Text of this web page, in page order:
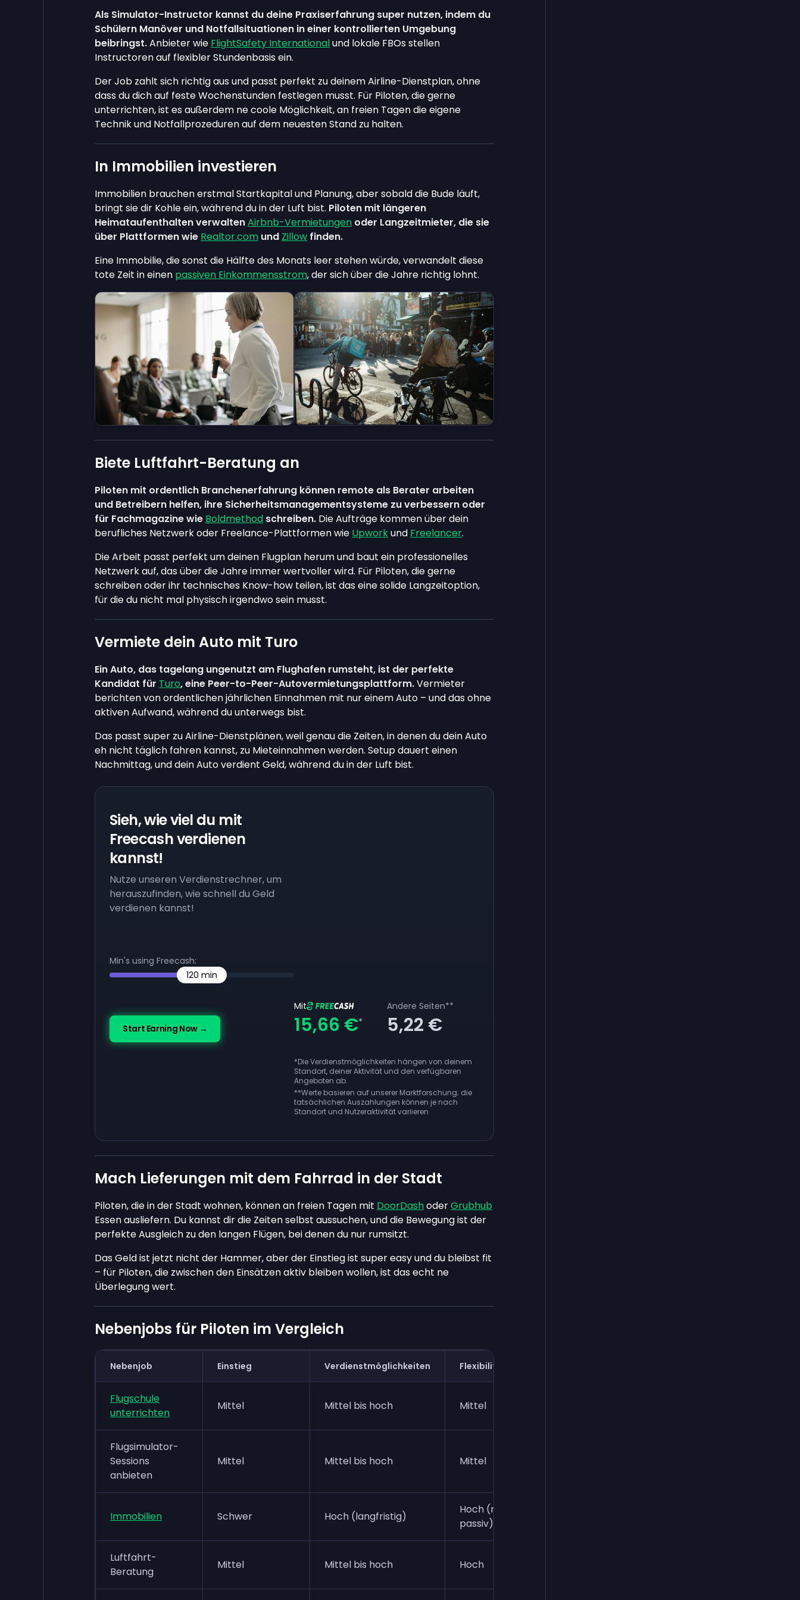
Als Simulator-Instructor kannst du deine Praxiserfahrung super nutzen, indem du
Schülern Manöver und Notfallsituationen in einer kontrollierten Umgebung
beibringst.Anbieter wie FlightSafety Internationalund lokale FBOs stellen
Instructoren auf flexibler Stundenbasis ein.
Der Job zahlt sich richtig aus und passt perfekt zu deinem Airline-Dienstplan, ohne
dass du dich auf feste Wochenstunden festlegen musst. Für Piloten, die gerne
unterrichten, ist es außerdem ne coole Möglichkeit, an freien Tagen die eigene
Technik und Notfallprozeduren auf dem neuesten Stand zu halten.
In Immobilien investieren
Immobilien brauchen erstmal Startkapital und Planung, aber sobald die Bude läuft,
bringt sie dir Kohle ein, während du in der Luft bist. Piloten mit längeren
Heimataufenthalten verwaltenAirbnb-Vermietungen oder Langzeitmieter, die sie
über Plattformen wie Realtor.com und Zillow finden.
Eine Immobilie, die sonst die Hälfte des Monats leer stehen würde, verwandelt diese
tote Zeit in einen passiven Einkommensstrom, der sich über die Jahre richtig lohnt.
Biete Luftfahrt-Beratung an
Piloten mit ordentlich Branchenerfahrung können remote als Berater arbeiten
und Betreibern helfen, ihre Sicherheitsmanagementsysteme zu verbessern oder
für Fachmagazine wie Boldmethod schreiben. Die Aufträge kommen über dein
berufliches Netzwerk oder Freelance-Plattformen wie Upworkund Freelancer.
Die Arbeit passt perfekt um deinen Flugplan herum und baut ein professionelles
Netzwerk auf, das über die Jahre immer wertvoller wird. Für Piloten, die gerne
schreiben oder ihr technisches Know-how teilen, ist das eine solide Langzeitoption,
für die du nicht mal physisch irgendwo sein musst.
Vermiete dein Auto mit Turo
Ein Auto, das tagelang ungenutzt am Flughafen rumsteht, ist der perfekte
Kandidat für Turo, eine Peer-to-Peer-Autovermietungsplattform.Vermieter
berichten von ordentlichen jährlichen Einnahmen mit nur einem Auto – und das ohne
aktiven Aufwand, während du unterwegs bist.
Das passt super zu Airline-Dienstplänen, weil genau die Zeiten, in denen du dein Auto
eh nicht täglich fahren kannst, zu Mieteinnahmen werden. Setup dauert einen
Nachmittag, und dein Auto verdient Geld, während du in der Luft bist.
Sieh, wie viel du mit
Freecash verdienen
kannst!
Nutze unseren Verdienstrechner, um
herauszufinden, wie schnell du Geld
verdienen kannst!
Min's using Freecash:
120 min
Start Earning Now →
Mit
15,66 €*
Andere Seiten**
5,22 €
*Die Verdienstmöglichkeiten hängen von deinem
Standort, deiner Aktivität und den verfügbaren
Angeboten ab.
**Werte basieren auf unserer Marktforschung; die
tatsächlichen Auszahlungen können je nach
Standort und Nutzeraktivität variieren
Mach Lieferungen mit dem Fahrrad in der Stadt
Piloten, die in der Stadt wohnen, können an freien Tagen mit DoorDashoderGrubhub
Essen ausliefern. Du kannst dir die Zeiten selbst aussuchen, und die Bewegung ist der
perfekte Ausgleich zu den langen Flügen, bei denen du nur rumsitzt.
Das Geld ist jetzt nicht der Hammer, aber der Einstieg ist super easy und du bleibst fit
– für Piloten, die zwischen den Einsätzen aktiv bleiben wollen, ist das echt ne
Überlegung wert.
Nebenjobs für Piloten im Vergleich
Nebenjob Einstieg Verdienstmöglichkeiten Flexibilität
Flugschule
unterrichten
Mittel Mittel bis hoch Mittel
Flugsimulator-
Sessions
anbieten
Mittel Mittel bis hoch Mittel
Immobilien Schwer Hoch (langfristig)
Hoch (meist
passiv)
Luftfahrt-
Beratung
Mittel Mittel bis hoch Hoch